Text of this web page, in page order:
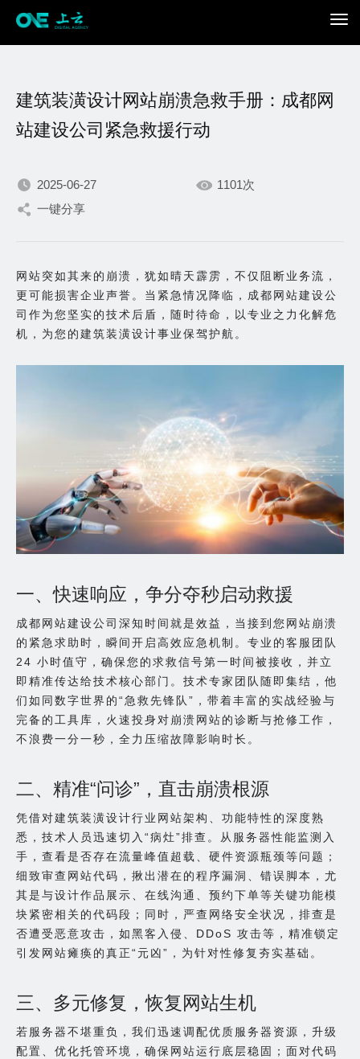
我们不断积累持续专注，
出色的你。
建筑装潢设计网站崩溃急救手册：成都网
站建设公司紧急救援行动
2025-06-27
1101次
一键分享
网站突如其来的崩溃，犹如晴天霹雳，不仅阻断业务流，
更可能损害企业声誉。当紧急情况降临，成都网站建设公
司作为您坚实的技术后盾，随时待命，以专业之力化解危
机，为您的建筑装潢设计事业保驾护航。
一、快速响应，争分夺秒启动救援
成都网站建设公司深知时间就是效益，当接到您网站崩溃
的紧急求助时，瞬间开启高效应急机制。专业的客服团队
24 小时值守，确保您的求救信号第一时间被接收，并立
即精准传达给技术核心部门。技术专家团队随即集结，他
们如同数字世界的“急救先锋队”，带着丰富的实战经验与
完备的工具库，火速投身对崩溃网站的诊断与抢修工作，
不浪费一分一秒，全力压缩故障影响时长。
二、精准“问诊”，直击崩溃根源
凭借对建筑装潢设计行业网站架构、功能特性的深度熟
悉，技术人员迅速切入“病灶”排查。从服务器性能监测入
手，查看是否存在流量峰值超载、硬件资源瓶颈等问题；
细致审查网站代码，揪出潜在的程序漏洞、错误脚本，尤
其是与设计作品展示、在线沟通、预约下单等关键功能模
块紧密相关的代码段；同时，严查网络安全状况，排查是
否遭受恶意攻击，如黑客入侵、DDoS 攻击等，精准锁定
引发网站瘫痪的真正“元凶”，为针对性修复夯实基础。
三、多元修复，恢复网站生机
若服务器不堪重负，我们迅速调配优质服务器资源，升级
配置、优化托管环境，确保网站运行底层稳固；面对代码